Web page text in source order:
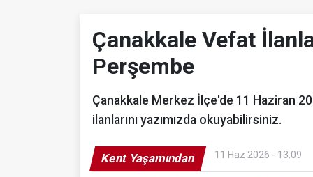
Çanakkale Vefat
Perşembe
Çanakkale Merkez İlçe'de 11 Haziran
ilanlarını yazımızda okuyabilirsiniz.
Kent Yaşamından 11 Haz 2026 - 13:09